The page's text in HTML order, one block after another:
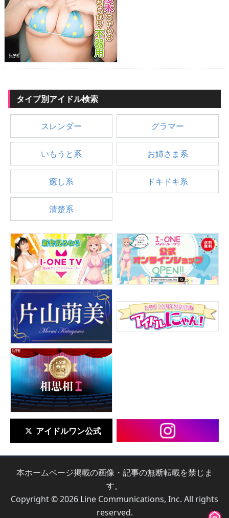
タイプ別アイドル検索
スレンダー グラマー
いもうと系 お姉さま系
癒し系 ドキドキ系
清楚系
アイドルワン公式
本ホームページ掲載の画像・記事の無断転載を禁じま
す。
Copyright © 2026 Line Communications, Inc. All rights
reserved.